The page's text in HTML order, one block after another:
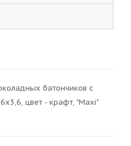
батончиков с
цвет - крафт, "Maxi"